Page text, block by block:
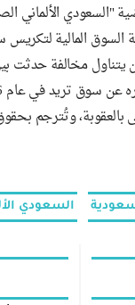
"السعودي
المالية لتكريس
بالعقوبة، وتُترجم
السعودي